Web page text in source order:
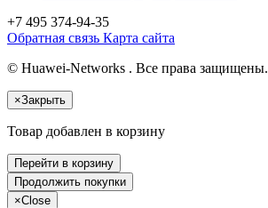
+7 495 374-94-35
Обратная связь Карта сайта
© Huawei-Networks . Все права защищены.
×Закрыть
Товар добавлен в корзину
Перейти в корзину
Продолжить покупки
×Close